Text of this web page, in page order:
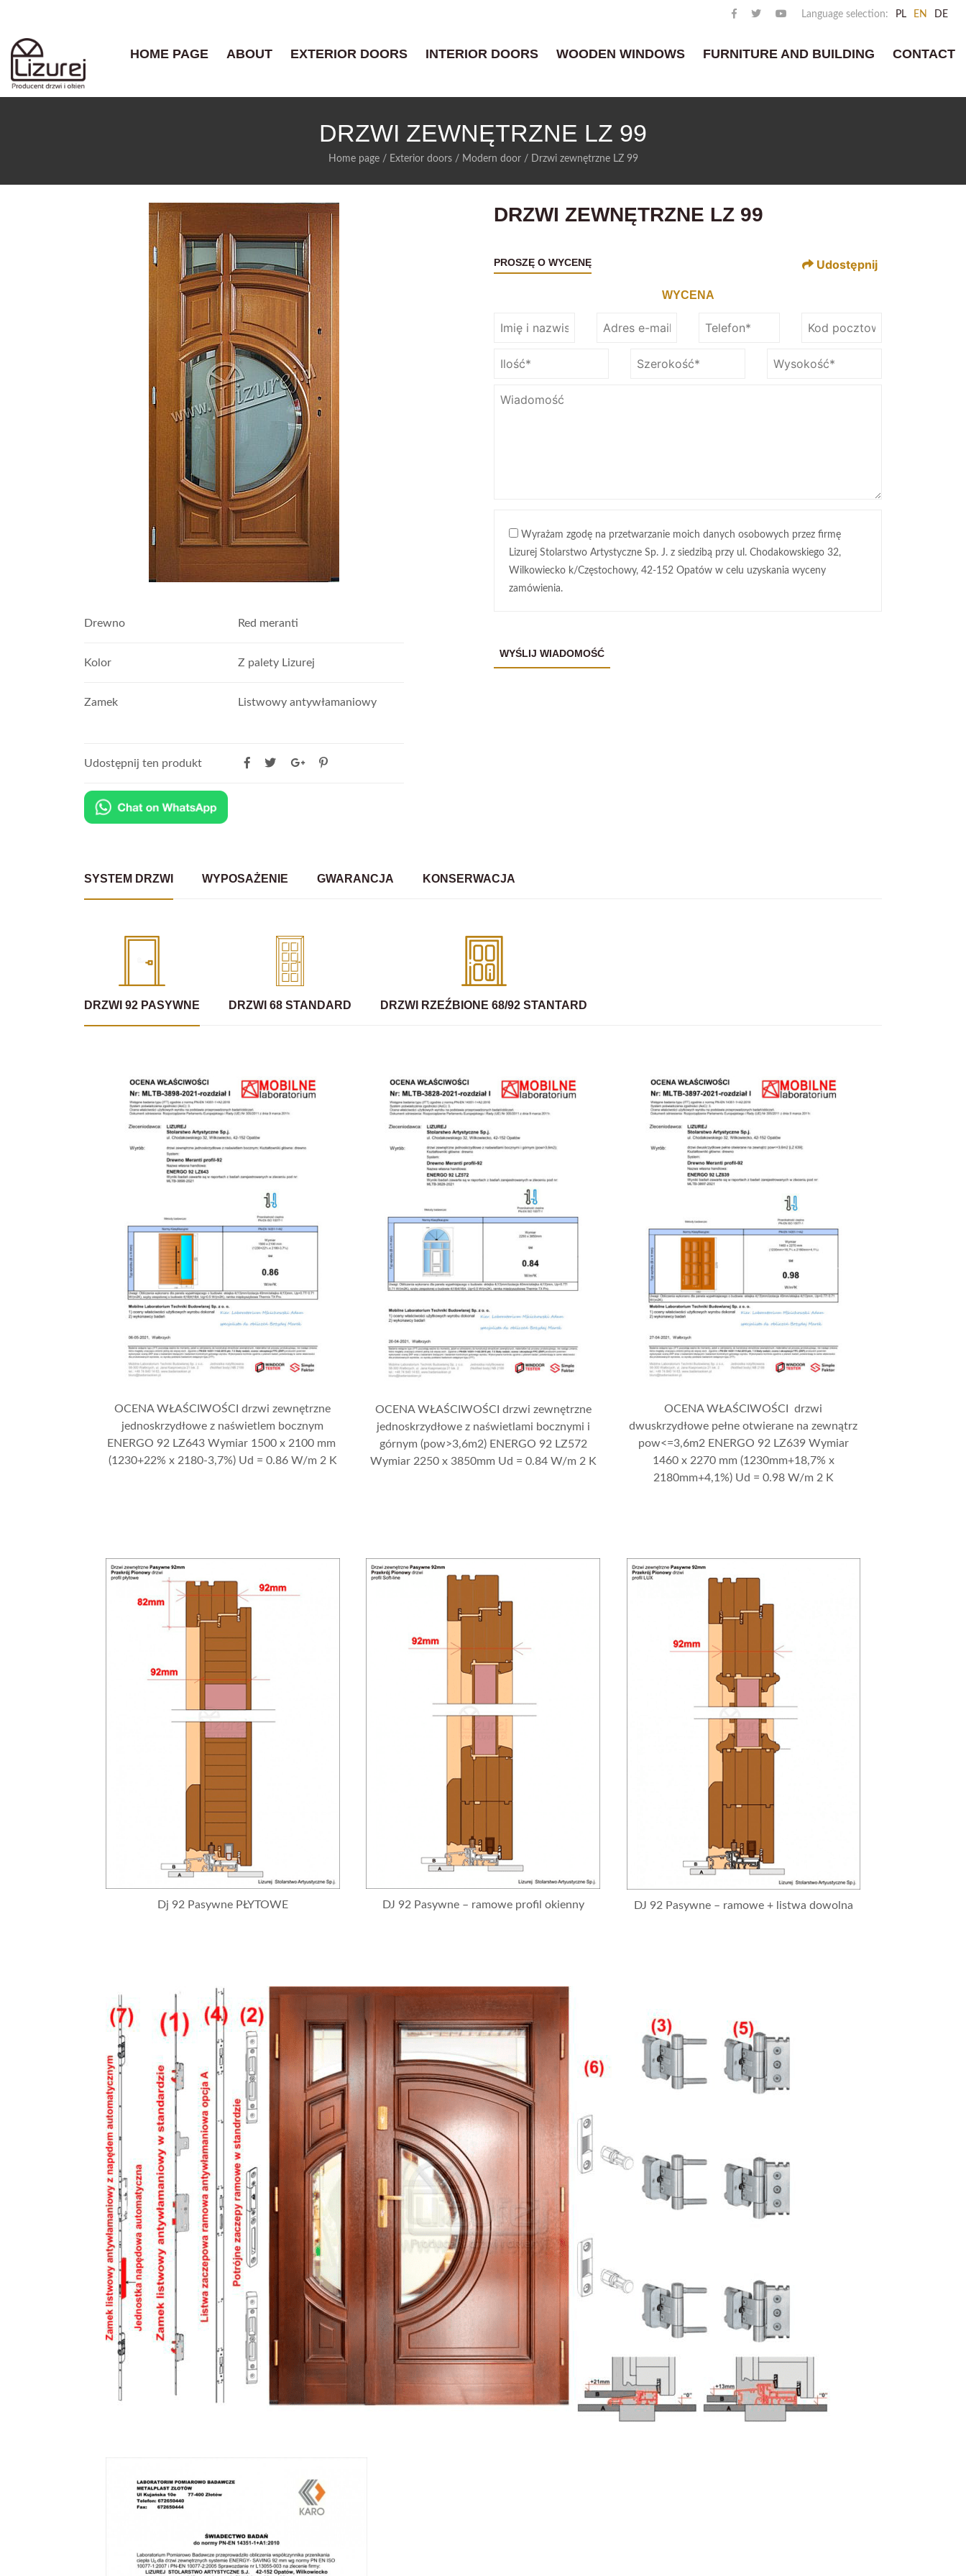
Language selection: PL EN DE
HOME PAGE ABOUT EXTERIOR DOORS INTERIOR DOORS WOODEN WINDOWS FURNITURE AND BUILDING CONTACT
DRZWI ZEWNĘTRZNE LZ 99
Home page/ Exterior doors/ Modern door/ Drzwi zewnętrzne LZ 99
Drewno Red meranti
Kolor Z palety Lizurej
Zamek Listwowy antywłamaniowy
Udostępnij ten produkt
DRZWI ZEWNĘTRZNE LZ 99
PROSZĘ O WYCENĘ Udostępnij
WYCENA
Wyrażam zgodę na przetwarzanie moich danych osobowych przez firmę
Lizurej Stolarstwo Artystyczne Sp. J. z siedzibą przy ul. Chodakowskiego 32,
Wilkowiecko k/Częstochowy, 42-152 Opatów w celu uzyskania wyceny
zamówienia.
SYSTEM DRZWI WYPOSAŻENIE GWARANCJA KONSERWACJA
DRZWI 92 PASYWNE DRZWI 68 STANDARD DRZWI RZEŹBIONE 68/92 STANTARD
OCENA WŁAŚCIWOŚCI drzwi zewnętrzne
jednoskrzydłowe z naświetlem bocznym
ENERGO 92 LZ643 Wymiar 1500 x 2100 mm
(1230+22% x 2180-3,7%) Ud = 0.86 W/m 2 K
OCENA WŁAŚCIWOŚCI drzwi zewnętrzne
jednoskrzydłowe z naświetlami bocznymi i
górnym (pow>3,6m2) ENERGO 92 LZ572
Wymiar 2250 x 3850mm Ud = 0.84 W/m 2 K
OCENA WŁAŚCIWOŚCI drzwi
dwuskrzydłowe pełne otwierane na zewnątrz
pow<=3,6m2 ENERGO 92 LZ639 Wymiar
1460 x 2270 mm (1230mm+18,7% x
2180mm+4,1%) Ud = 0.98 W/m 2 K
Dj 92 Pasywne PŁYTOWE DJ 92 Pasywne – ramowe profil okienny DJ 92 Pasywne – ramowe + listwa dowolna